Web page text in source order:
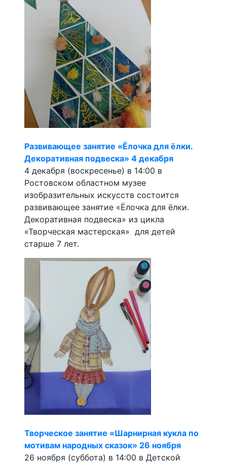
Развивающее занятие «Ёлочка для ёлки.
Декоративная подвеска» 4 декабря
4 декабря (воскресенье) в 14:00 в
Ростовском областном музее
изобразительных искусств состоится
развивающее занятие «Ёлочка для ёлки.
Декоративная подвеска» из цикла
«Творческая мастерская» для детей
старше 7 лет.
Творческое занятие «Шарнирная кукла по
мотивам народных сказок» 26 ноября
26 ноября (суббота) в 14:00 в Детской